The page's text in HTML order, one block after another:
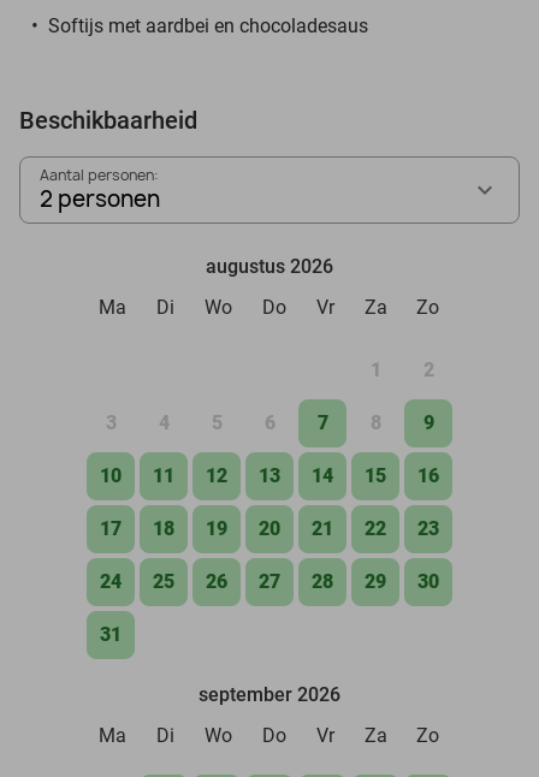
Softijs met aardbei en chocoladesaus
Beschikbaarheid
Aantal personen:
2 personen
augustus 2026
Ma
Di Wo Do Vr Za Zo
1 2
3 4 5 6 7 8 9
10 11 12 13 14 15 16
17 18 19 20 21 22 23
24 25 26 27 28 29 30
31
september 2026
Ma
Di Wo Do Vr Za Zo